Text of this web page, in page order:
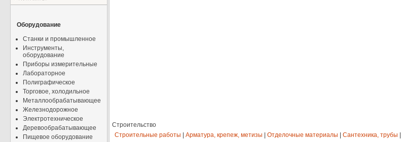
Оборудование
Станки и промышленное
Инструменты,
оборудование
Приборы измерительные
Лабораторное
Полиграфическое
Торговое, холодильное
Металлообрабатывающее
Железнодорожное
Электротехническое
Деревообрабатывающее
Пищевое оборудование
Строительство
Строительные работы
Арматура, крепеж, метизы Отделочные материалы Сантехника, трубы